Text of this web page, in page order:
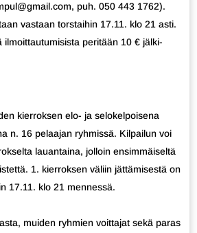
puh. 050 443 1762).
vastaan torstaihin 17.11. klo 21 asti.
ilmoittautumisista peritään 10 € jälki-
kierroksen elo- ja selokelpoisena
n. 16 pelaajan ryhmissä. Kilpailun voi
lauantaina, jolloin ensimmäiseltä
1. kierroksen väliin jättämisestä on
17.11. klo 21 mennessä.
muiden ryhmien voittajat sekä paras